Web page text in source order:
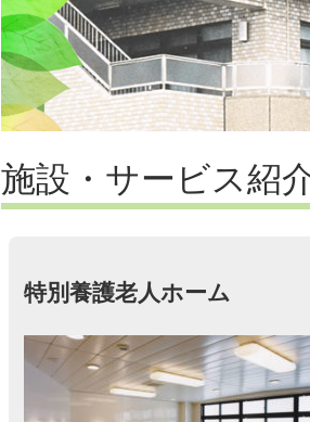
施設・サービス紹
特別養護老人ホーム